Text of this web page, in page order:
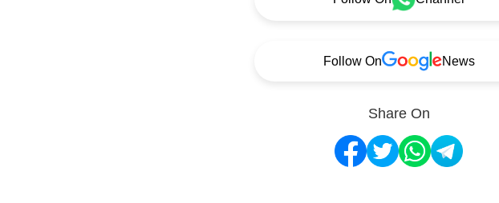
Follow On News
Share On